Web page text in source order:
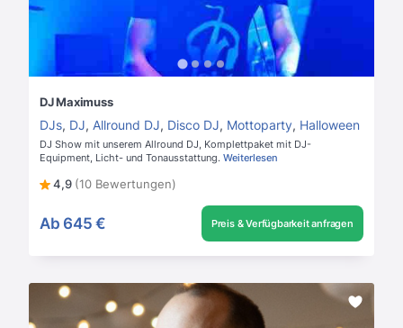
DJ Maximuss
DJs, DJ, Allround DJ, Disco DJ, Mottoparty, Halloween
DJ Show mit unserem Allround DJ, Komplettpaket mit DJ-
Equipment, Licht- und Tonausstattung. Weiterlesen
4,9 (10 Bewertungen)
Ab 645 € Preis & Verfügbarkeit anfragen